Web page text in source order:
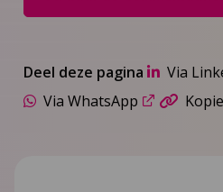
Deel deze pagina Via
Via WhatsApp